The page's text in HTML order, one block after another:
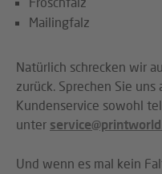
Mailingfalz
Natürlich schrecken wir
zurück. Sprechen Sie
Kundenservice sowohl
unter
Und wenn es mal kein